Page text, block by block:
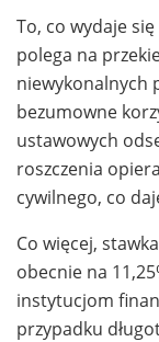
To, co wydaje
polega na
niewykonalnych
bezumowne
ustawowych
roszczenia
cywilnego, co
Co więcej,
obecnie na
instytucjom
przypadku